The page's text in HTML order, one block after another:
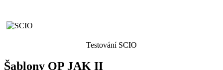
Testování SCIO
Šablony OP JAK II